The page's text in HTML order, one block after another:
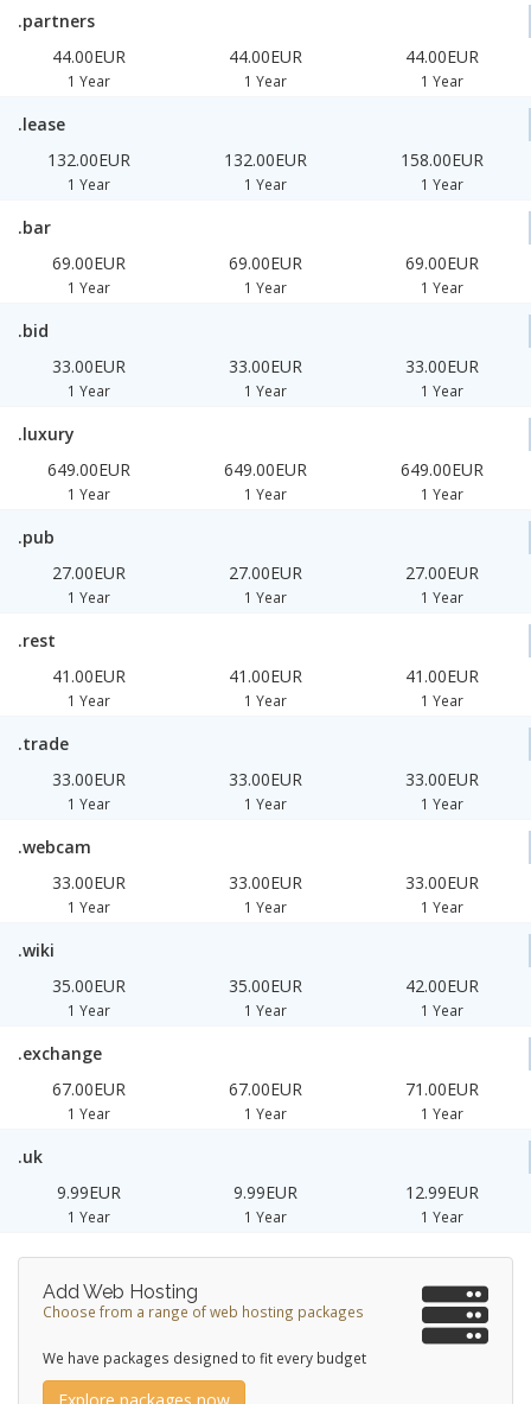
.partners
44.00EUR
1 Year
44.00EUR
1 Year
44.00EUR
1 Year
.lease
132.00EUR
1 Year
132.00EUR
1 Year
158.00EUR
1 Year
.bar
69.00EUR
1 Year
69.00EUR
1 Year
69.00EUR
1 Year
.bid
33.00EUR
1 Year
33.00EUR
1 Year
33.00EUR
1 Year
.luxury
649.00EUR
1 Year
649.00EUR
1 Year
649.00EUR
1 Year
.pub
27.00EUR
1 Year
27.00EUR
1 Year
27.00EUR
1 Year
.rest
41.00EUR
1 Year
41.00EUR
1 Year
41.00EUR
1 Year
.trade
33.00EUR
1 Year
33.00EUR
1 Year
33.00EUR
1 Year
.webcam
33.00EUR
1 Year
33.00EUR
1 Year
33.00EUR
1 Year
.wiki
35.00EUR
1 Year
35.00EUR
1 Year
42.00EUR
1 Year
.exchange
67.00EUR
1 Year
67.00EUR
1 Year
71.00EUR
1 Year
.uk
9.99EUR
1 Year
9.99EUR
1 Year
12.99EUR
1 Year
Add Web Hosting
Choose from a range of web hosting packages
We have packages designed to fit every budget